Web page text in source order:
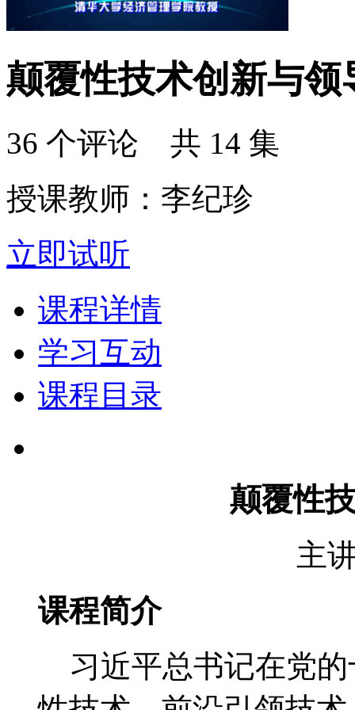
颠覆性技术创新与领
36 个评论 共 14 集
授课教师：李纪珍
立即试听
课程详情
学习互动
课程目录
颠覆性
主
课程简介
习近平总书记在党的